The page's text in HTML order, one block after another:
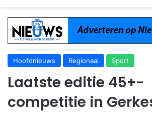
Hoofdnieuws Regionaal Sport
Laatste editie 45+-
competitie in